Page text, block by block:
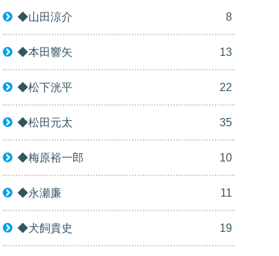
◆山田涼介 8
◆本田響矢 13
◆松下洸平 22
◆松田元太 35
◆梅原裕一郎 10
◆永瀬廉 11
◆犬飼貴史 19